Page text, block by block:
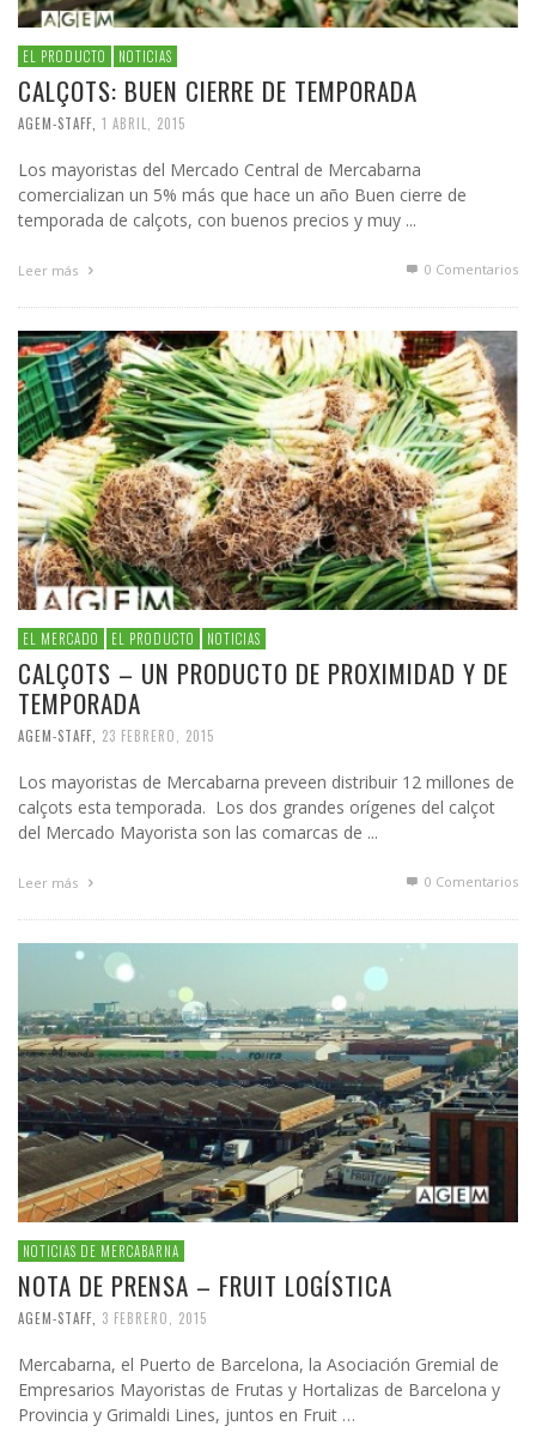
EL PRODUCTO NOTICIAS
CALÇOTS: BUEN CIERRE DE TEMPORADA
AGEM-STAFF 1 ABRIL, 2015
Los mayoristas del Mercado Central de Mercabarna
comercializan un 5% más que hace un año Buen cierre de
temporada de calçots, con buenos precios y muy ...
Leer más 0 Comentarios
EL MERCADO EL PRODUCTO NOTICIAS
CALÇOTS – UN PRODUCTO DE PROXIMIDAD Y DE
TEMPORADA
AGEM-STAFF 23 FEBRERO, 2015
Los mayoristas de Mercabarna preveen distribuir 12 millones de
calçots esta temporada. Los dos grandes orígenes del calçot
del Mercado Mayorista son las comarcas de ...
Leer más 0 Comentarios
NOTICIAS DE MERCABARNA
NOTA DE PRENSA – FRUIT LOGÍSTICA
AGEM-STAFF 3 FEBRERO, 2015
Mercabarna, el Puerto de Barcelona, la Asociación Gremial de
Empresarios Mayoristas de Frutas y Hortalizas de Barcelona y
Provincia y Grimaldi Lines, juntos en Fruit …